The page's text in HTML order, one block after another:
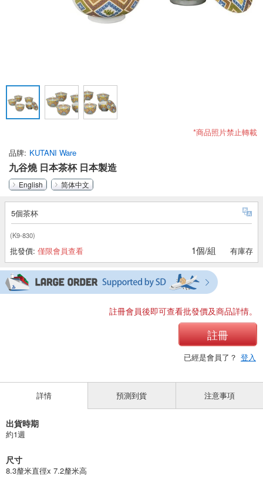
*商品照片禁止轉載
品牌 KUTANI Ware
九谷燒 日本茶杯 日本製造
English 简体中文
5個茶杯
(K9-830)
批發價: 僅限會員查看 1個/組 有庫存
註冊會員後即可查看批發價及商品詳情。
註冊
已經是會員了？ 登入
詳情
出貨時期
約1週
尺寸
8.3釐米直徑x 7.2釐米高
預測到貨 注意事項